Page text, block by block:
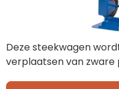
Deze steekwagen
verplaatsen van zware